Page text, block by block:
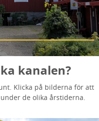
kanalen?
Klicka på bilderna för att
de olika årstiderna.